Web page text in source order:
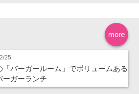
more
25
「バーガールーム」でボリュームある
ーガーランチ